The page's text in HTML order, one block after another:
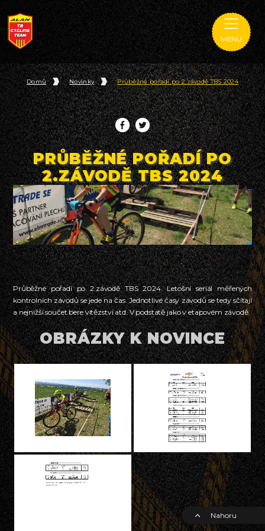
MENU
Domů Novinky Průběžné pořadí po 2.závodě TBS 2024
PRŮBĚŽNÉ POŘADÍ PO
2.ZÁVODĚ TBS 2024
Průběžné pořadí po 2.závodě TBS 2024. Letošní seriál měřených
kontrolních závodů se jede na čas. Jednotlivé časy závodů se tedy sčítají
a nejnižší součet bere vítězství atd. V podstatě jako v etapovém závodě.
OBRÁZKY K NOVINCE
Nahoru